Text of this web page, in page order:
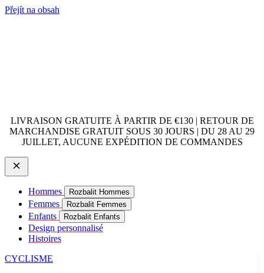
Přejít na obsah
LIVRAISON GRATUITE À PARTIR DE €130 | RETOUR DE
MARCHANDISE GRATUIT SOUS 30 JOURS | DU 28 AU 29
JUILLET, AUCUNE EXPÉDITION DE COMMANDES
Hommes Rozbalit Hommes
Femmes Rozbalit Femmes
Enfants Rozbalit Enfants
Design personnalisé
Histoires
CYCLISME